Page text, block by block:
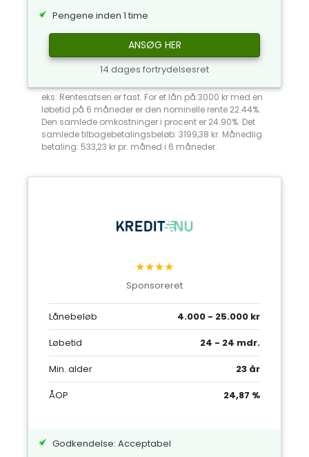
Pengene inden 1 time
ANSØG HER
14 dages fortrydelsesret
eks: Rentesatsen er fast. For et lån på 3000 kr med en
løbetid på 6 måneder er den nominelle rente 22.44%.
Den samlede omkostninger i procent er 24.90%. Det
samlede tilbagebetalingsbeløb: 3199,38 kr. Månedlig
betaling: 533,23 kr pr. måned i 6 måneder.
★★★★
Sponsoreret
Lånebeløb
4.000 - 25.000 kr
Løbetid
24 - 24 mdr.
Min. alder
23 år
ÅOP
24,87 %
Godkendelse: Acceptabel